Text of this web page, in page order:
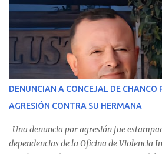
custodian fondos públicos— efectuaron
monto total de $116.075.918 entre enero
En el detalle regional, se indica que en la
identificó a cuatro funcionarios
operaciones. Asimismo, se precisa que
corresponde a un funcionario de la
detectaron incumplimientos a la
precisa que la mayor cantidad de dinero
Talca, donde...
DENUNCIAN A CONCEJAL DE CHANCO
AGRESIÓN CONTRA SU HERMANA
Una denuncia por agresión fue
dependencias de la Oficina de Violencia